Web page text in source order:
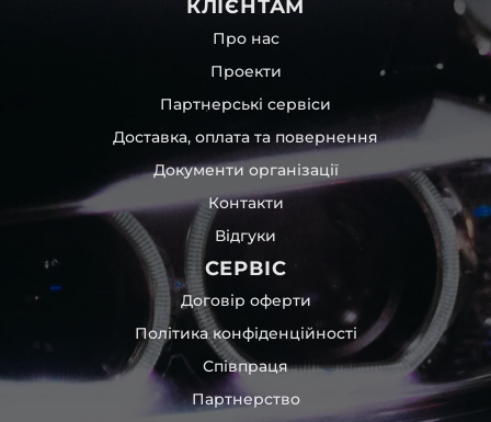
КЛІЄНТАМ
Про нас
Проекти
Партнерські сервіси
Доставка, оплата та повернення
Документи організації
Контакти
Відгуки
СЕРВІС
Договір оферти
Політика конфіденційності
Співпраця
Партнерство